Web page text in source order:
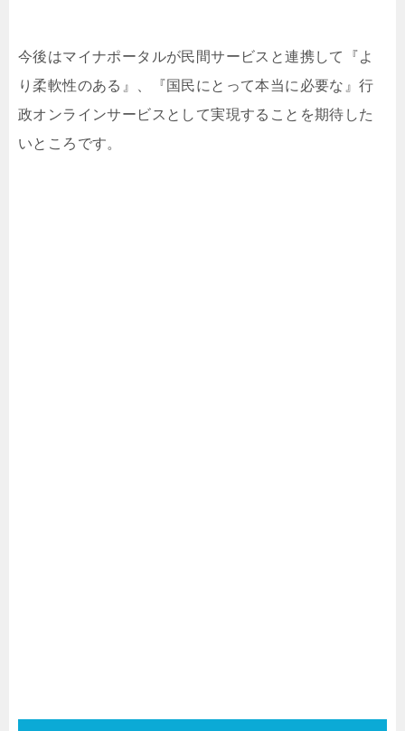
今後はマイナポータルが民間サービスと連携して『よ
り柔軟性のある』、『国民にとって本当に必要な』行
政オンラインサービスとして実現することを期待した
いところです。